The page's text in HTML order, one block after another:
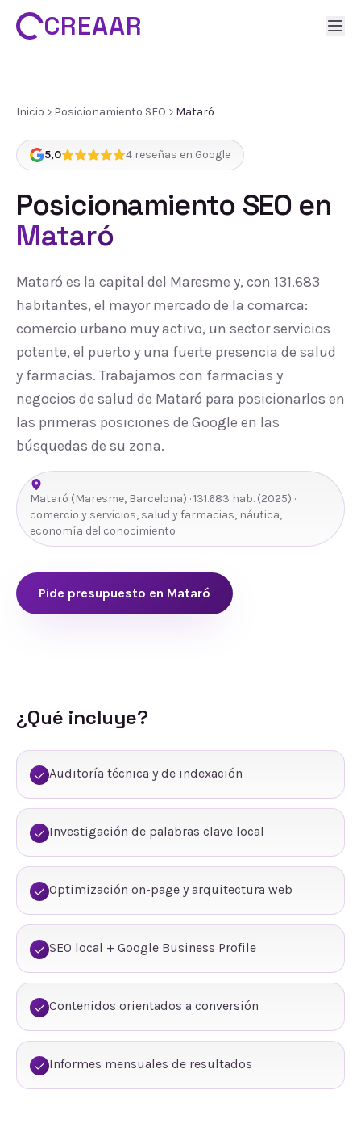
CREAAR
Inicio Posicionamiento SEO Mataró
5,0 4 reseñas en Google
Posicionamiento SEOen
Mataró
Mataró es la capital del Maresme y, con 131.683
habitantes, el mayor mercado de la comarca:
comercio urbano muy activo, un sector servicios
potente, el puerto y una fuerte presencia de salud
y farmacias. Trabajamos con farmacias y
negocios de salud de Mataró para posicionarlos en
las primeras posiciones de Google en las
búsquedas de su zona.
Mataró (Maresme, Barcelona) ·131.683 hab. (2025) ·
comercio y servicios, salud y farmacias, náutica,
economía del conocimiento
Pide presupuesto en Mataró
¿Qué incluye?
Auditoría técnica y de indexación
Investigación de palabras clave local
Optimización on-page y arquitectura web
SEO local + Google Business Profile
Contenidos orientados a conversión
Informes mensuales de resultados